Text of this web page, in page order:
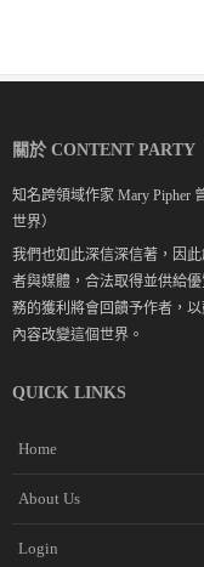
關於 CONTENT PARTY
知名跨領域作家 Mary Pipher
世界）
我們也如此深信深信著，因此
者與媒體，合法取得並供給
務的獲利將會回饋予作者，
內容改變這個世界。
QUICK LINKS
Home
About Us
Login